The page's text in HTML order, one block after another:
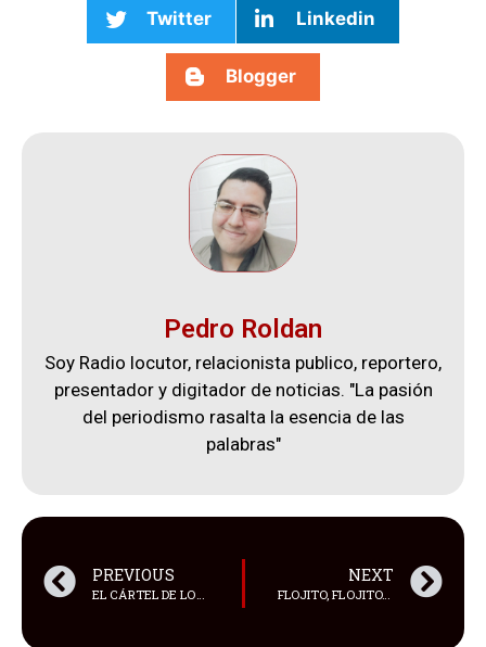
Twitter Linkedin
Blogger
Pedro Roldan
Soy Radio locutor, relacionista publico, reportero,
presentador y digitador de noticias. "La pasión
del periodismo rasalta la esencia de las
palabras"
PREVIOUS NEXT
FLOJITO, FLOJITO…